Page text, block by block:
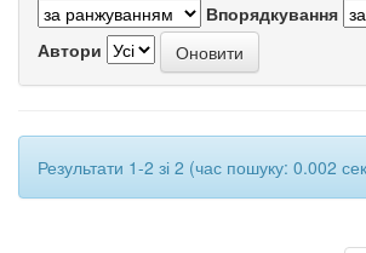
Впорядкування
Автори
Результати 1-2 зі 2 (час пошуку: 0.002